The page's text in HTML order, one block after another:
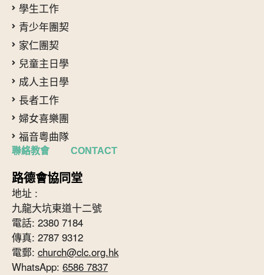
學生工作
青少年團契
家仁團契
兒童主日學
成人主日學
長者工作
婦女喜樂團
福音粵曲隊
聯絡教會 CONTACT
路德會協同堂
地址 :
九龍大坑東道十二號
電話: 2380 7184
傳真: 2787 9312
電郵: church@clc.org.hk
WhatsApp: 6586 7837